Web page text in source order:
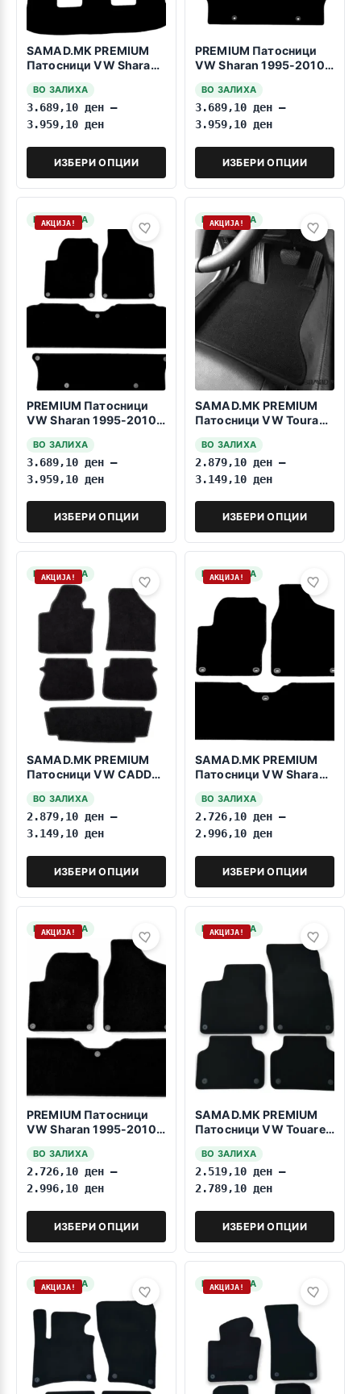
SAMAD.MK PREMIUM
Патосници VW Sharan
ВО ЗАЛИХА
3.689,10 ден –
3.959,10 ден
ИЗБЕРИ ОПЦИИ
PREMIUM Патосници
VW Sharan 1995-2010
vrtenje
ВО ЗАЛИХА
3.689,10 ден –
3.959,10 ден
ИЗБЕРИ ОПЦИИ
НА ЗАЛИХА
АКЦИЈА!
PREMIUM Патосници
VW Sharan 1995-2010
pritiskanje
ВО ЗАЛИХА
3.689,10 ден –
3.959,10 ден
ИЗБЕРИ ОПЦИИ
НА ЗАЛИХА
АКЦИЈА!
SAMAD.MK PREMIUM
Патосници VW Touran
ВО ЗАЛИХА
2.879,10 ден –
3.149,10 ден
ИЗБЕРИ ОПЦИИ
НА ЗАЛИХА
АКЦИЈА!
SAMAD.MK PREMIUM
Патосници VW CADDY
ВО ЗАЛИХА
2.879,10 ден –
3.149,10 ден
ИЗБЕРИ ОПЦИИ
НА ЗАЛИХА
АКЦИЈА!
SAMAD.MK PREMIUM
Патосници VW Sharan
fiksing
ВО ЗАЛИХА
2.726,10 ден –
2.996,10 ден
ИЗБЕРИ ОПЦИИ
НА ЗАЛИХА
АКЦИЈА!
PREMIUM Патосници
VW Sharan 1995-2010
pritiskanje
ВО ЗАЛИХА
2.726,10 ден –
2.996,10 ден
ИЗБЕРИ ОПЦИИ
НА ЗАЛИХА
АКЦИЈА!
SAMAD.MK PREMIUM
Патосници VW Touareg
ВО ЗАЛИХА
2.519,10 ден –
2.789,10 ден
ИЗБЕРИ ОПЦИИ
НА ЗАЛИХА
АКЦИЈА! НА ЗАЛИХА
АКЦИЈА!